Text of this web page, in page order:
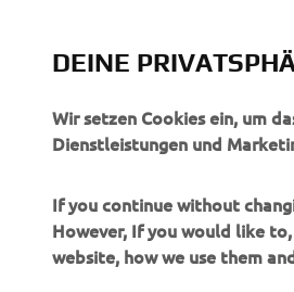
Broschüren
Händler werden
Grundlegende
Nachhaltigkeitsrichtlinie
DEINE
Wir setzen Cookies ein, um
Dienstleistungen und
If you continue without
However, If you would like
website, how we use them